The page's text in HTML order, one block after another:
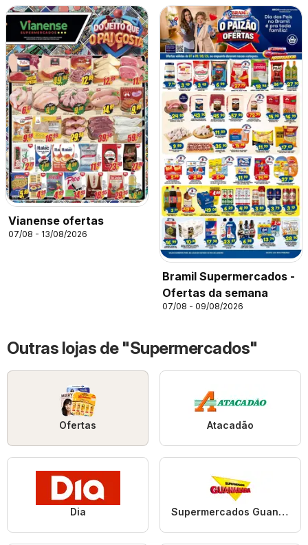
Vianense ofertas
07/08 - 13/08/2026
Bramil Supermercados -
Ofertas da semana
07/08 - 09/08/2026
Outras lojas de "Supermercados"
Ofertas Atacadão
Dia Supermercados Guanabara